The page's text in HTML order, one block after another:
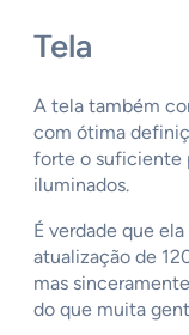
Tela
A tela também
com ótima
forte o suficiente
iluminados.
É verdade que
atualização de
mas
do que muita